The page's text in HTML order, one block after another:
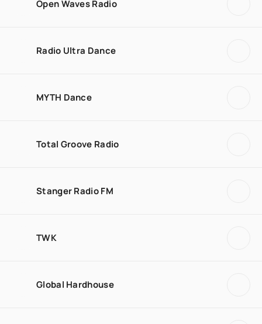
Open Waves Radio
Radio Ultra Dance
MYTH Dance
Total Groove Radio
Stanger Radio FM
TWK
Global Hardhouse